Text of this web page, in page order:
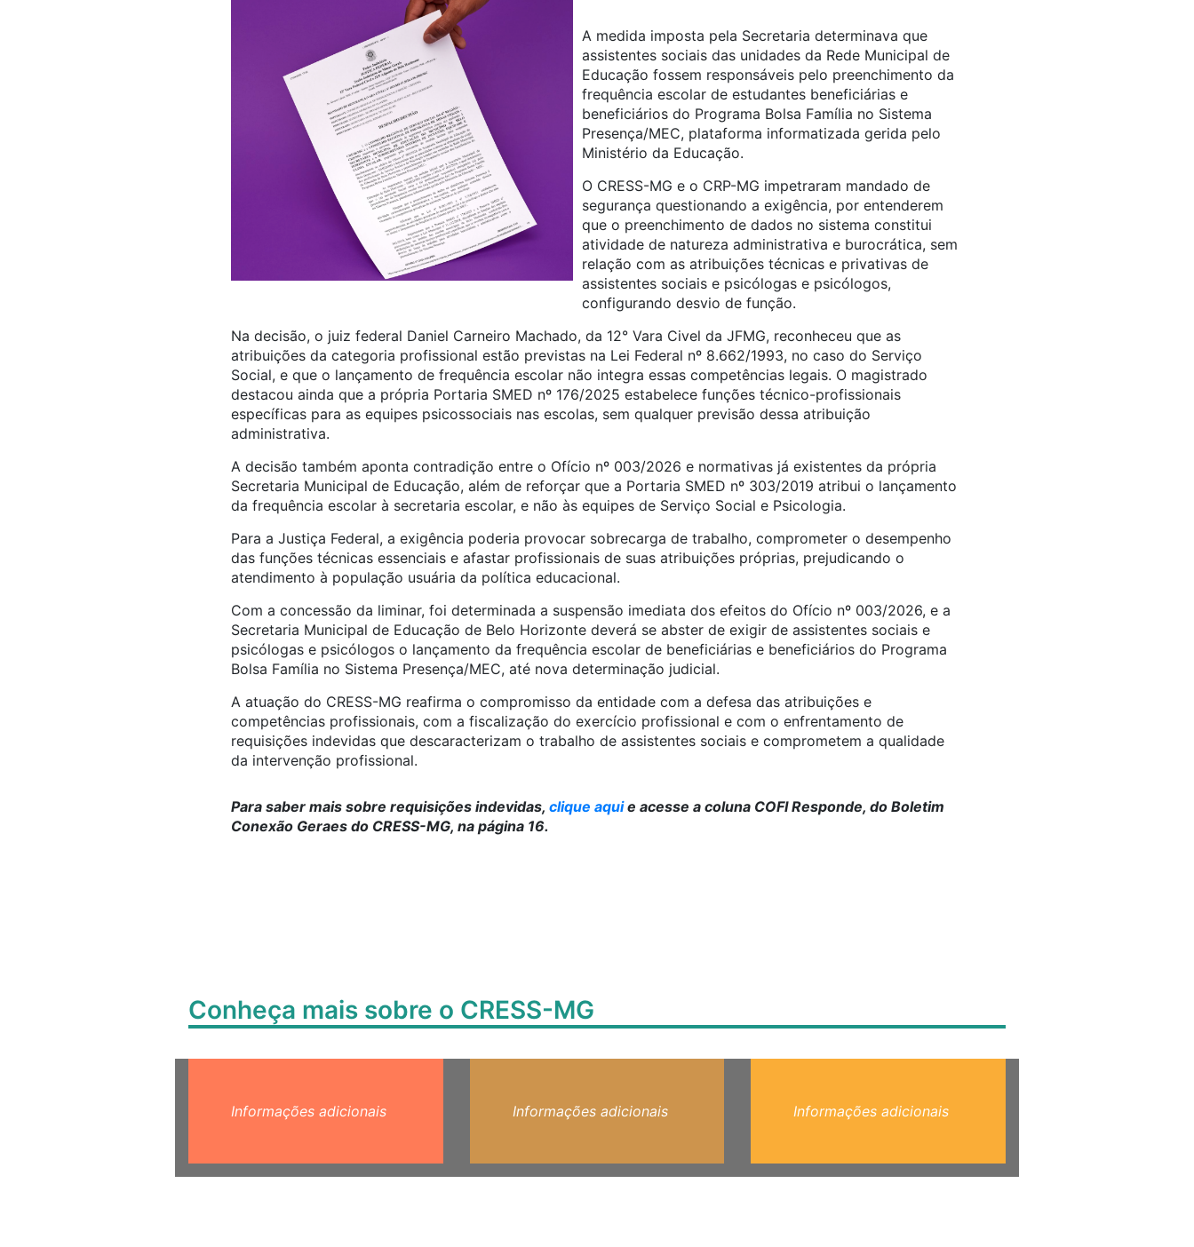
A medida imposta pela Secretaria determinava que
assistentes sociais das unidades da Rede Municipal de
Educação fossem responsáveis pelo preenchimento da
frequência escolar de estudantes beneficiárias e
beneficiários do Programa Bolsa Família no Sistema
Presença/MEC, plataforma informatizada gerida pelo
Ministério da Educação.
O CRESS-MG e o CRP-MG impetraram mandado de
segurança questionando a exigência, por entenderem
que o preenchimento de dados no sistema constitui
atividade de natureza administrativa e burocrática, sem
relação com as atribuições técnicas e privativas de
assistentes sociais e psicólogas e psicólogos,
configurando desvio de função.
Na decisão, o juiz federal Daniel Carneiro Machado, da 12° Vara Civel da JFMG, reconheceu que as
atribuições da categoria profissional estão previstas na Lei Federal nº 8.662/1993, no caso do Serviço
Social, e que o lançamento de frequência escolar não integra essas competências legais. O magistrado
destacou ainda que a própria Portaria SMED nº 176/2025 estabelece funções técnico-profissionais
específicas para as equipes psicossociais nas escolas, sem qualquer previsão dessa atribuição
administrativa.
A decisão também aponta contradição entre o Ofício nº 003/2026 e normativas já existentes da própria
Secretaria Municipal de Educação, além de reforçar que a Portaria SMED nº 303/2019 atribui o lançamento
da frequência escolar à secretaria escolar, e não às equipes de Serviço Social e Psicologia.
Para a Justiça Federal, a exigência poderia provocar sobrecarga de trabalho, comprometer o desempenho
das funções técnicas essenciais e afastar profissionais de suas atribuições próprias, prejudicando o
atendimento à população usuária da política educacional.
Com a concessão da liminar, foi determinada a suspensão imediata dos efeitos do Ofício nº 003/2026, e a
Secretaria Municipal de Educação de Belo Horizonte deverá se abster de exigir de assistentes sociais e
psicólogas e psicólogos o lançamento da frequência escolar de beneficiárias e beneficiários do Programa
Bolsa Família no Sistema Presença/MEC, até nova determinação judicial.
A atuação do CRESS-MG reafirma o compromisso da entidade com a defesa das atribuições e
competências profissionais, com a fiscalização do exercício profissional e com o enfrentamento de
requisições indevidas que descaracterizam o trabalho de assistentes sociais e comprometem a qualidade
da intervenção profissional.
Para saber mais sobre requisições indevidas, clique aquie acesse a coluna COFI Responde, do Boletim
Conexão Geraes do CRESS-MG, na página 16.
Conheça mais sobre o CRESS-MG
Informações adicionais Informações adicionais Informações adicionais